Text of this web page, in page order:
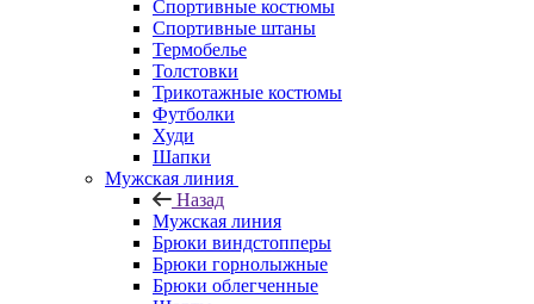
Спортивные костюмы
Спортивные штаны
Термобелье
Толстовки
Трикотажные костюмы
Футболки
Худи
Шапки
Мужская линия
Назад
Мужская линия
Брюки виндстопперы
Брюки горнолыжные
Брюки облегченные